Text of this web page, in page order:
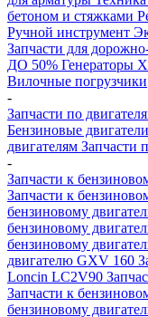
бетоном и стяжками
Ручной инструмент
Запчасти для
ДО 50% Генераторы
Вилочные погрузчики
-
Запчасти по
Бензиновые двигатели
двигателям Запчасти
-
Запчасти к
Запчасти к
бензиновому
бензиновому
бензиновому
двигателю GXV 160
Loncin LC2V90
Запчасти к
бензиновому